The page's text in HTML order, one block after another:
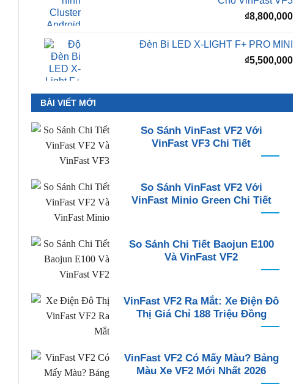
₫8,800,000
Đèn Bi LED X-LIGHT F+ PRO MINI
₫5,500,000
BÀI VIẾT MỚI
So Sánh VinFast VF2 Với
VinFast VF3 Chi Tiết
So Sánh VinFast VF2 Với
VinFast Minio Green Chi Tiết
So Sánh Chi Tiết Baojun E100
Và VinFast VF2
VinFast VF2 Ra Mắt: Xe Điện Đô
Thị Giá Chỉ 188 Triệu Đồng
VinFast VF2 Có Mấy Màu? Bảng
Màu Xe VF2 Mới Nhất 2026